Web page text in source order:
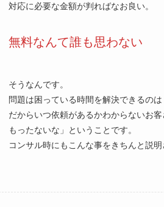
対応に必要な金額が判ればなお良い。
無料なんて誰も思わない
そうなんです。
問題は困っている時間を解決できるのは
だからいつ依頼があるかわからないお
もったないな」ということです。
コンサル時にもこんな事をきちんと説